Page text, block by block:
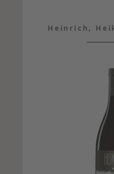
Heinrich,